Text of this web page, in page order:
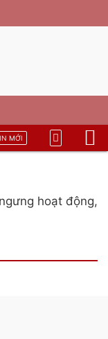
MỚI
hoạt động,